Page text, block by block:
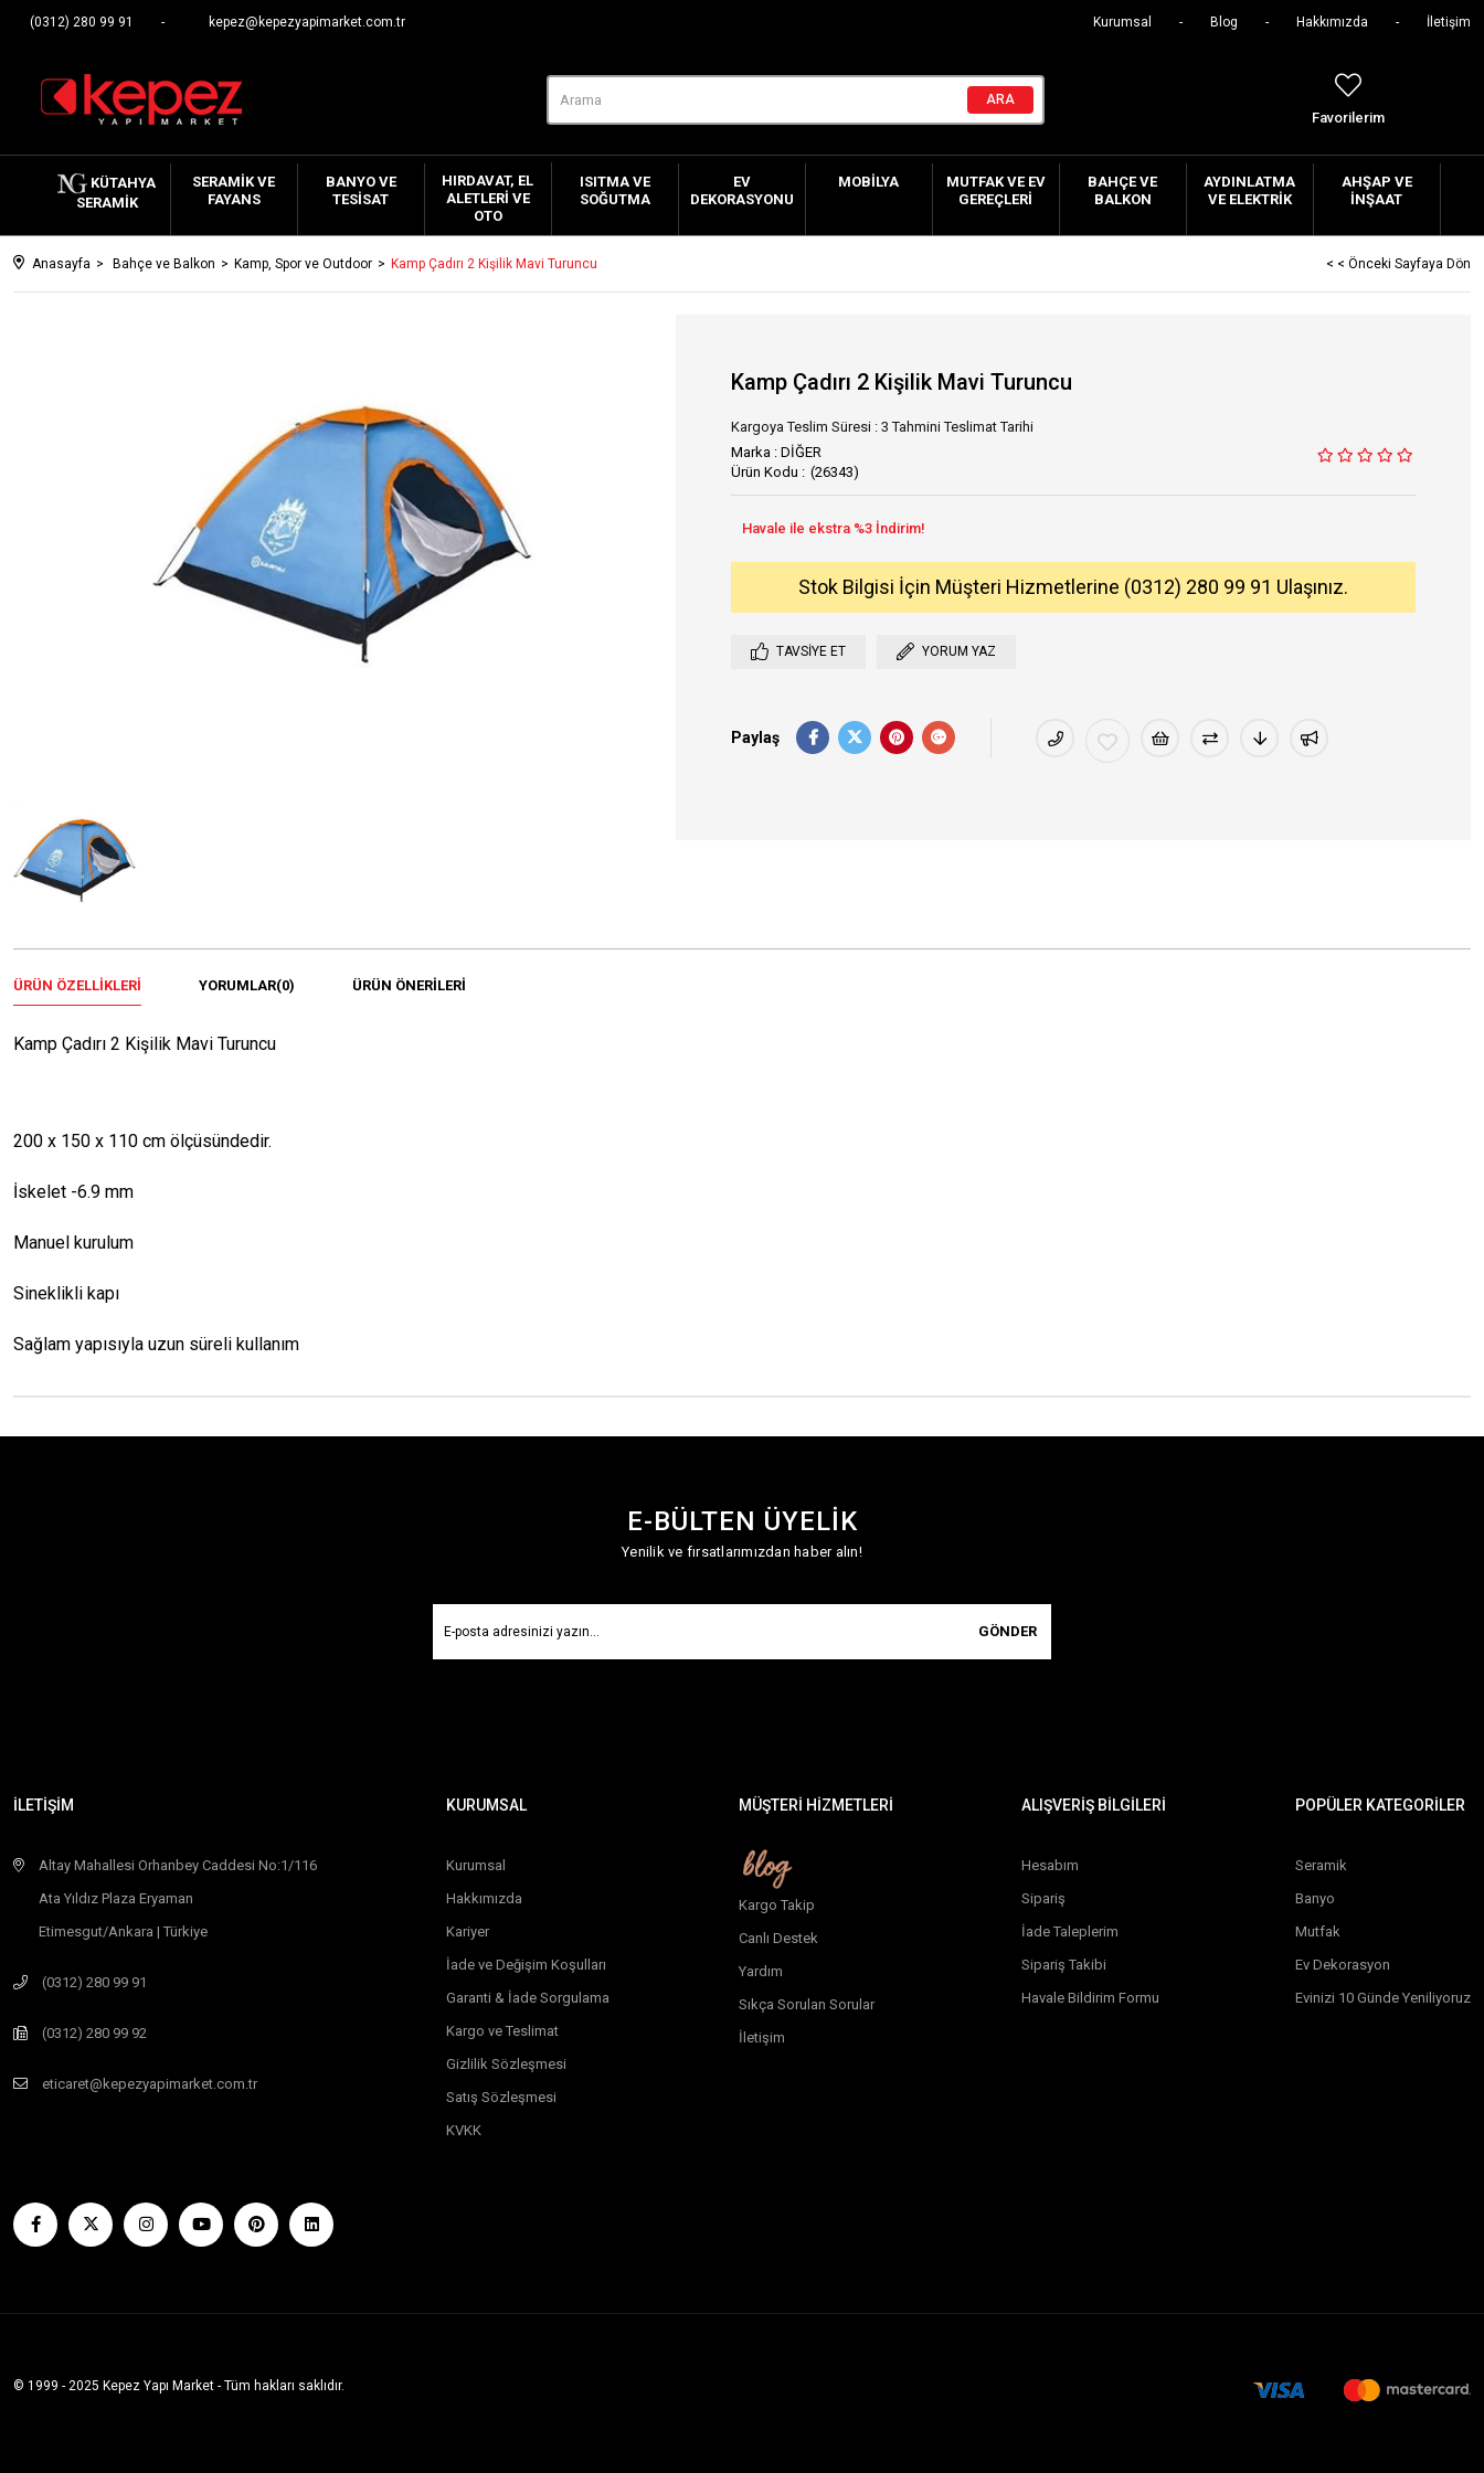
(0312) 280 99 91 kepez@kepezyapimarket.com.tr Kurumsal Blog Hakkımızda İletişim
Favorilerim
KÜTAHYA
SERAMIK
SERAMIK VE
FAYANS
BANYO VE
TESISAT
HIRDAVAT, EL
ALETLERI VE
OTO
ISITMA VE
SOĞUTMA
EV
DEKORASYONU
MOBILYA
MUTFAK VE EV
GEREÇLERI
BAHÇE VE
BALKON
AYDINLATMA
VE ELEKTRIK
AHŞAP VE
İNŞAAT
Anasayfa Bahçe ve Balkon Kamp, Spor ve Outdoor Kamp Çadırı 2 Kişilik Mavi Turuncu < < Önceki Sayfaya Dön
Kamp Çadırı 2 Kişilik Mavi Turuncu
Kargoya Teslim Süresi : 3 Tahmini Teslimat Tarihi
Marka : DİĞER
(26343)
Stok Bilgisi İçin Müşteri Hizmetlerine (0312) 280 99 91 Ulaşınız.
TAVSIYE ET YORUM YAZ
Paylaş
ÜRÜN ÖZELLIKLERI YORUMLAR(0) ÜRÜN ÖNERILERI
Kamp Çadırı 2 Kişilik Mavi Turuncu
200 x 150 x 110 cm ölçüsündedir.
İskelet -6.9 mm
Manuel kurulum
Sineklikli kapı
Sağlam yapısıyla uzun süreli kullanım
E-BÜLTEN ÜYELİK
Yenilik ve fırsatlarımızdan haber alın!
GÖNDER
İLETİŞİM
Altay Mahallesi Orhanbey Caddesi No:1/116
Ata Yıldız Plaza Eryaman
Etimesgut/Ankara | Türkiye
(0312) 280 99 91
(0312) 280 99 92
eticaret@kepezyapimarket.com.tr
KURUMSAL
Kurumsal
Hakkımızda
Kariyer
İade ve Değişim Koşulları
Garanti & İade Sorgulama
Kargo ve Teslimat
Gizlilik Sözleşmesi
Satış Sözleşmesi
KVKK
MÜŞTERİ HİZMETLERİ
Kargo Takip
Canlı Destek
Yardım
Sıkça Sorulan Sorular
İletişim
ALIŞVERİŞ BİLGİLERİ
Hesabım
Sipariş
İade Taleplerim
Sipariş Takibi
Havale Bildirim Formu
POPÜLER KATEGORİLER
Seramik
Banyo
Mutfak
Ev Dekorasyon
Evinizi 10 Günde Yeniliyoruz
© 1999 - 2025 Kepez Yapı Market - Tüm hakları saklıdır.